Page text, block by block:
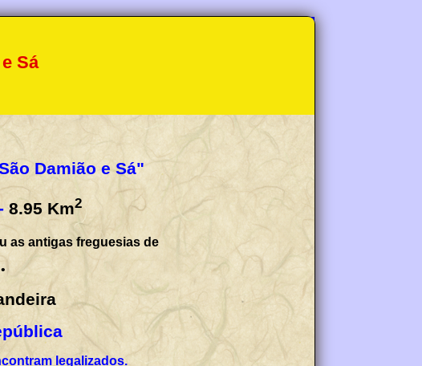
Sá
Damião e Sá"
8.95 Km2
as antigas freguesias de
•
legalizados.